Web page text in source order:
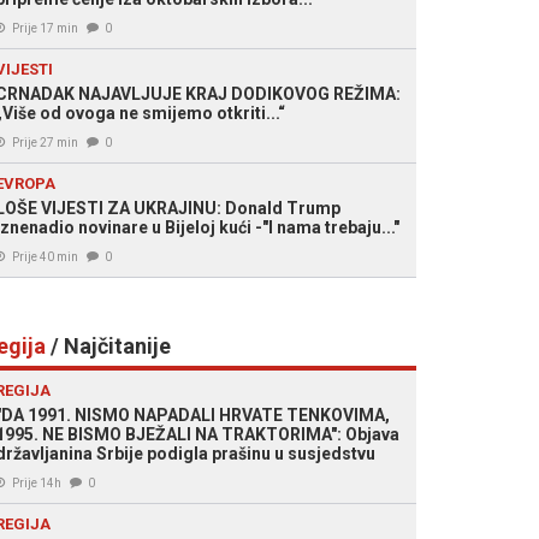
Prije 17 min 0
NAJAVLJUJE KRAJ DODIKOVOG REŽIMA:
od ovoga ne smijemo otkriti...“
Prije 27 min 0
VIJESTI ZA UKRAJINU: Donald Trump
novinare u Bijeloj kući -"I nama trebaju..."
Prije 40 min 0
/ Najčitanije
1991. NISMO NAPADALI HRVATE TENKOVIMA,
NE BISMO BJEŽALI NA TRAKTORIMA": Objava
Srbije podigla prašinu u susjedstvu
Prije 14h 0